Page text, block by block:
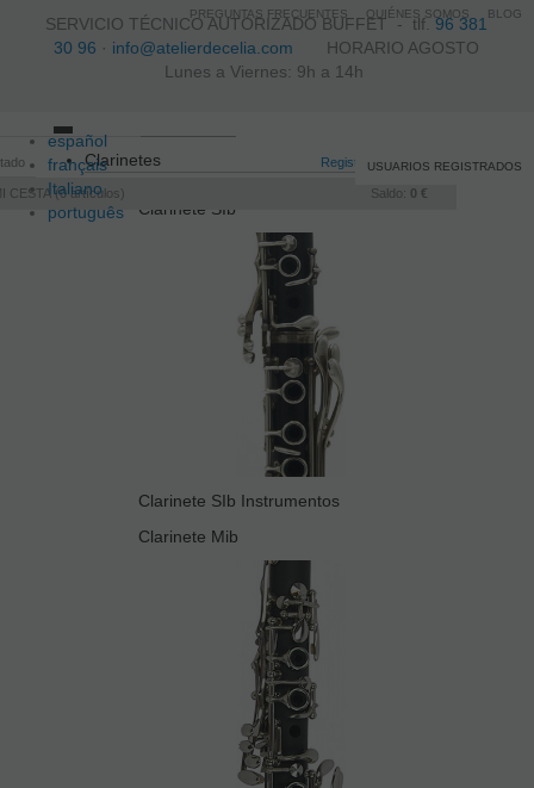
SERVICIO TÉCNICO AUTORIZADO BUFFET -tlf.96 381
30 96 · info@atelierdecelia.com HORARIO AGOSTO
Lunes a Viernes: 9h a 14h
español
français
Italiano
português
Registro /Iniciar sesión
CESTA 0artículos Saldo: 0 €
USUARIOS REGISTRADOS
Toggle
navigation
Clarinetes
Clarinete SIb
Clarinete SIb Instrumentos
Clarinete Mib
PREGUNTAS FRECUENTES QUIÉNES SOMOS BLOG